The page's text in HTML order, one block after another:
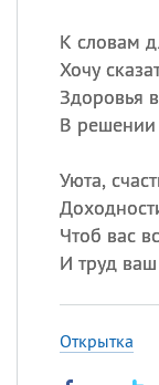
К словам
Хочу
Здоровья
В решении
Уюта,
Чтоб вас
И труд
Открытка